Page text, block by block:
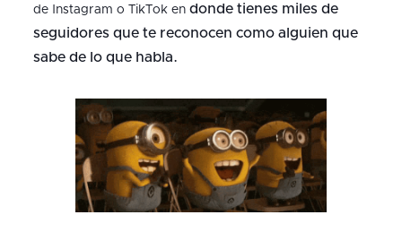
de Instagram o TikTok en donde tienes miles de
seguidores que te reconocen como alguien que
sabe de lo que habla.